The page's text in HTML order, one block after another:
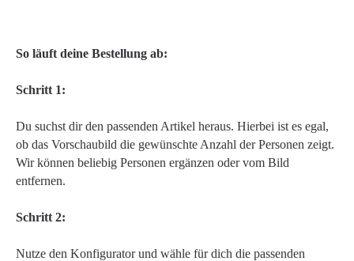
So läuft deine Bestellung ab:
Schritt 1:
Du suchst dir den passenden Artikel heraus. Hierbei ist es egal,
ob das Vorschaubild die gewünschte Anzahl der Personen zeigt.
Wir können beliebig Personen ergänzen oder vom Bild
entfernen.
Schritt 2:
Nutze den Konfigurator und wähle für dich die passenden